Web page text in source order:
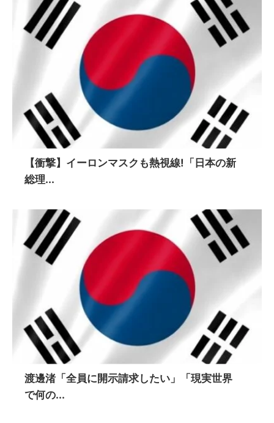
【衝撃】イーロンマスクも熱視線!「日本の新
総理...
渡邊渚「全員に開示請求したい」「現実世界
で何の...